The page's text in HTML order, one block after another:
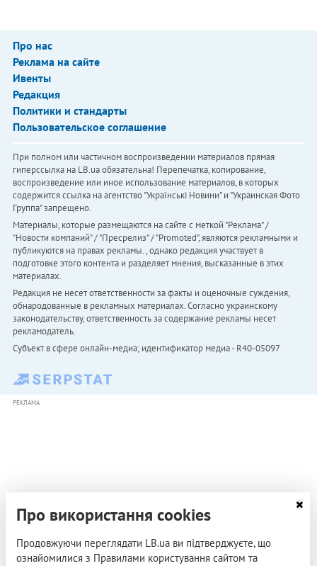
Про нас
Реклама на сайте
Ивенты
Редакция
Политики и стандарты
Пользовательское соглашение
При полном или частичном воспроизведении материалов прямая
гиперссылка на LB.ua обязательна! Перепечатка, копирование,
воспроизведение или иное использование материалов, в которых
содержится ссылка на агентство "Українськi Новини" и "Украинская Фото
Группа" запрещено.
Материалы, которые размещаются на сайте с меткой "Реклама" /
"Новости компаний" / "Пресрелиз" / "Promoted", являются рекламными и
публикуются на правах рекламы. , однако редакция участвует в
подготовке этого контента и разделяет мнения, высказанные в этих
материалах.
Редакция не несет ответственности за факты и оценочные суждения,
обнародованные в рекламных материалах. Согласно украинскому
законодательству, ответственность за содержание рекламы несет
рекламодатель.
Субъект в сфере онлайн-медиа; идентификатор медиа - R40-05097
РЕКЛАМА
Про використання cookies
Продовжуючи переглядати LB.ua ви підтверджуєте, що
ознайомилися з Правилами користування сайтом та